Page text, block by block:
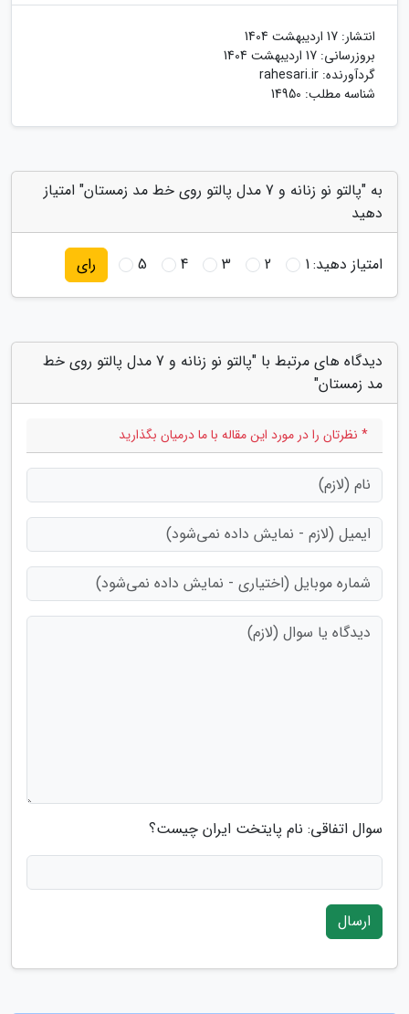
انتشار: 17 اردیبهشت 1404
بروزرسانی: 17 اردیبهشت 1404
گردآورنده: rahesari.ir
شناسه مطلب: 14950
به "پالتو نو زنانه و 7 مدل پالتو روی خط مد زمستان" امتیاز
دهید
امتیاز دهید:1
2
3
4
5 رای
دیدگاه های مرتبط با "پالتو نو زنانه و 7 مدل پالتو روی خط
مد زمستان"
* نظرتان را در مورد این مقاله با ما درمیان بگذارید
سوال اتفاقی: نام پایتخت ایران چیست؟
ارسال